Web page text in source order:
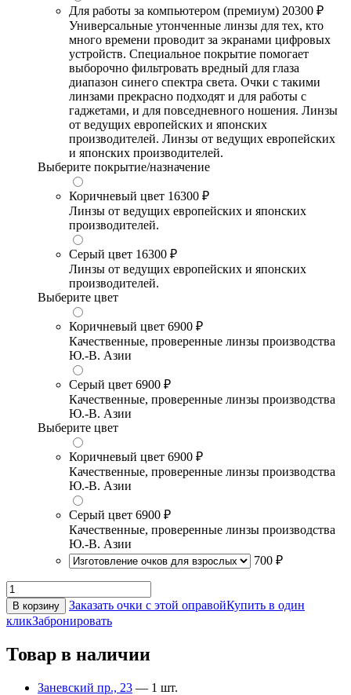
Для работы за компьютером (премиум) 20300 ₽
Универсальные утонченные линзы для тех, кто
много времени проводит за экранами цифровых
устройств. Специальное покрытие помогает
выборочно фильтровать вредный для глаза
диапазон синего спектра света. Очки с такими
линзами прекрасно подходят и для работы с
гаджетами, и для повседневного ношения. Линзы
от ведущих европейских и японских
производителей. Линзы от ведущих европейских
и японских производителей.
Выберите покрытие/назначение
Коричневый цвет 16300 ₽
Линзы от ведущих европейских и японских
производителей.
Серый цвет 16300 ₽
Линзы от ведущих европейских и японских
производителей.
Выберите цвет
Коричневый цвет 6900 ₽
Качественные, проверенные линзы производства
Ю.-В. Азии
Серый цвет 6900 ₽
Качественные, проверенные линзы производства
Ю.-В. Азии
Выберите цвет
Коричневый цвет 6900 ₽
Качественные, проверенные линзы производства
Ю.-В. Азии
Серый цвет 6900 ₽
Качественные, проверенные линзы производства
Ю.-В. Азии
700 ₽
В корзину Заказать очки с этой оправойКупить в один
кликЗабронировать
Товар в наличии
Заневский пр., 23 — 1 шт.